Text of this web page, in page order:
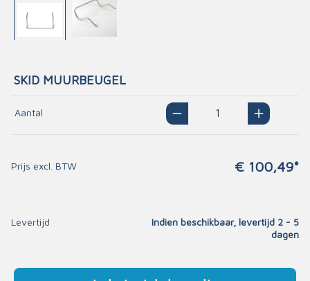
SKID MUURBEUGEL
Aantal
Prijs excl. BTW € 100,49*
Levertijd
Indien beschikbaar, levertijd 2 - 5
dagen